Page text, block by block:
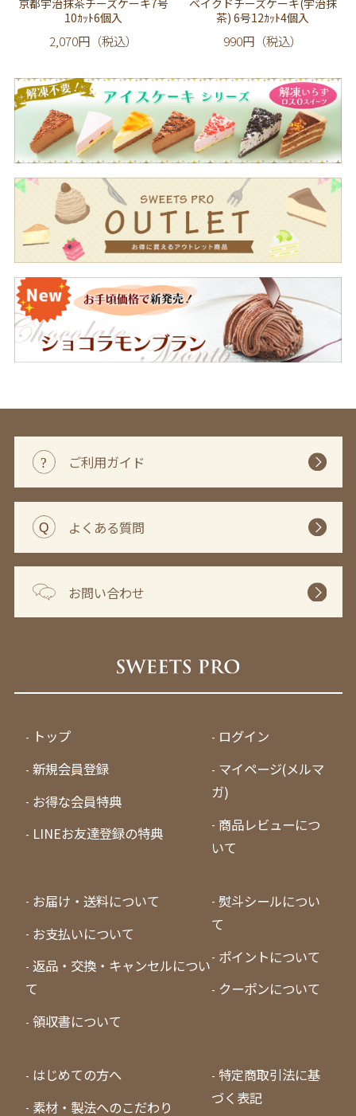
10ｶｯﾄ6個入
2,070円（税込）
茶) 6号12ｶｯﾄ4個入
990円（税込）
ご利用ガイド
よくある質問
お問い合わせ
トップ
新規会員登録
お得な会員特典
LINEお友達登録の特典
ログイン
マイページ(メルマ
ガ)
商品レビューにつ
いて
お届け・送料について
お支払いについて
返品・交換・キャンセルについ
て
領収書について
熨斗シールについ
て
ポイントについて
クーポンについて
はじめての方へ
素材・製法へのこだわり
特定商取引法に基
づく表記